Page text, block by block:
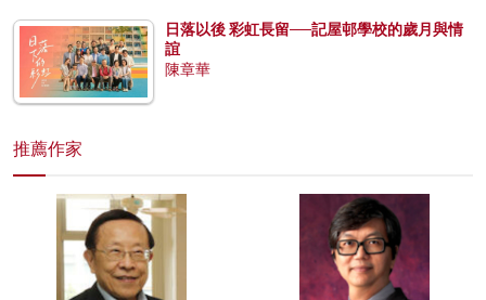
日落以後 彩虹長留──記屋邨學校的歲月與情
誼
陳章華
推薦作家